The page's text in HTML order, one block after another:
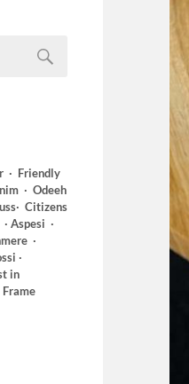
∙ Friendly
∙ Odeeh
Citizens
Aspesi ∙
∙
∙
in
Frame